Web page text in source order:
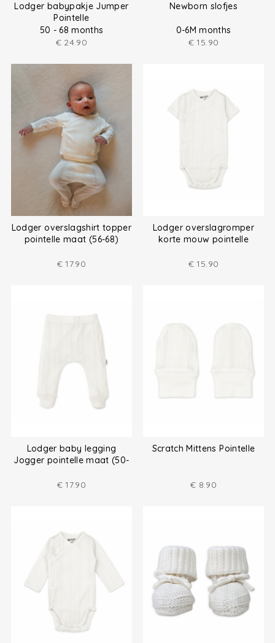
Lodger babypakje Jumper
Pointelle
50 - 68 months
€ 24.90
Newborn slofjes
0-6M months
€ 15.90
Lodger overslagshirt topper
pointelle maat (56-68)
€ 17.90
Lodger overslagromper
korte mouw pointelle
€ 15.90
Lodger baby legging
Jogger pointelle maat (50-
€ 17.90
Scratch Mittens Pointelle
€ 8.90